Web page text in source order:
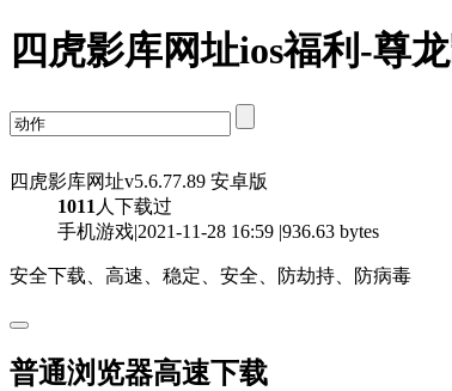
四虎影库网址ios福利-尊
四虎影库网址v5.6.77.89 安卓版
1011 人下载过
手机游戏|2021-11-28 16:59 |936.63 bytes
安全下载、高速、稳定、安全、防劫持、防病毒
普通浏览器高速下载